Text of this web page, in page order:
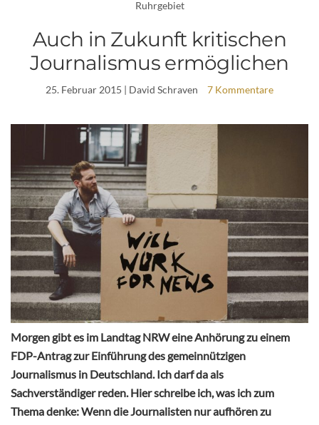
Ruhrgebiet
Auch in Zukunft kritischen
Journalismus ermöglichen
25. Februar 2015 | David Schraven 7 Kommentare
Morgen gibt es im Landtag NRW eine Anhörung zu einem
FDP-Antrag zur Einführung des gemeinnützigen
Journalismus in Deutschland. Ich darf da als
Sachverständiger reden. Hier schreibe ich, was ich zum
Thema denke: Wenn die Journalisten nur aufhören zu